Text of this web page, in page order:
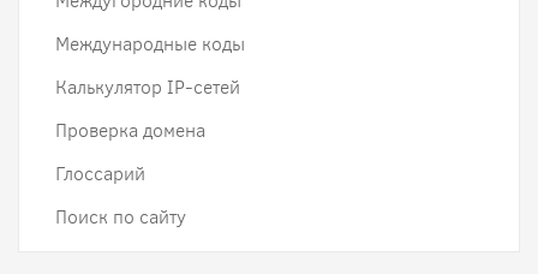
Международные коды
Калькулятор IP-сетей
Проверка домена
Глоссарий
Поиск по сайту